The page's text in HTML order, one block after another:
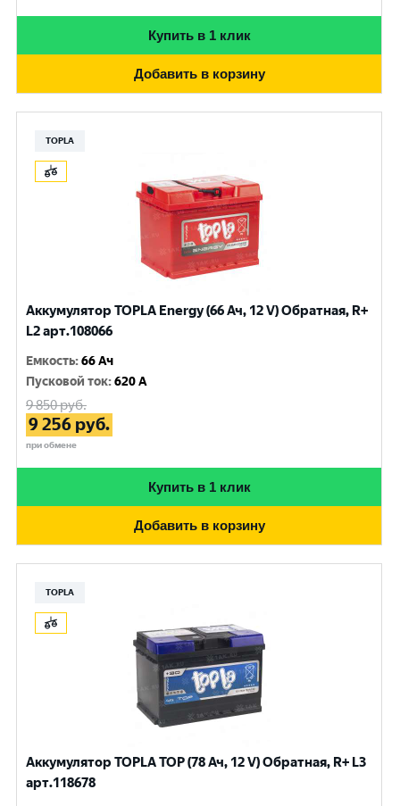
Купить в 1 клик
Добавить в корзину
TOPLA
Аккумулятор TOPLA Energy (66 Ач, 12 V) Обратная, R+
L2 арт.108066
Емкость:66 Ач
Пусковой ток:620 A
9 850руб.
9 256 руб.
при обмене
Купить в 1 клик
Добавить в корзину
TOPLA
Аккумулятор TOPLA TOP (78 Ач, 12 V) Обратная, R+ L3
арт.118678